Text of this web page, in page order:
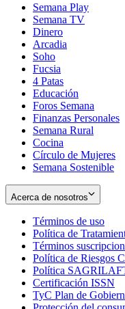
Semana Play
Semana TV
Dinero
Arcadia
Soho
in
new
window
Fucsia
in
new
window
4 Patas
Educación
Foros Semana
Finanzas Personales
Semana Rural
Cocina
Círculo de Mujeres
Semana Sostenible
Acerca de nosotros
Términos de uso
in
new
Política de
Términos
Política de Riesgos
Política
Certificación ISSN
in
TyC Plan de